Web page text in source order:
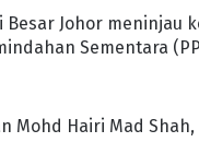
Besar Johor meninjau
Sementara
Mohd Hairi Mad